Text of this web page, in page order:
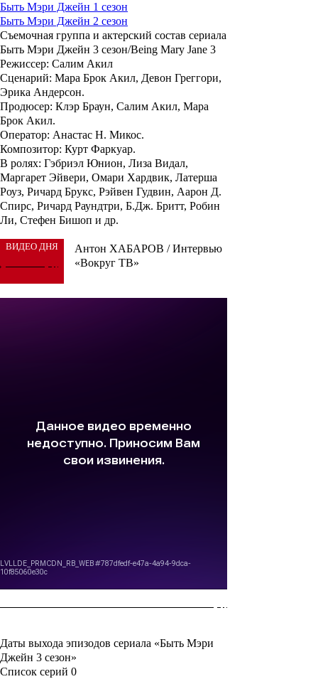
Быть Мэри Джейн 1 сезон
Быть Мэри Джейн 2 сезон
Съемочная группа и актерский состав сериала
Быть Мэри Джейн 3 сезон/Being Mary Jane 3
Режиссер: Салим Акил
Сценарий: Мара Брок Акил, Девон Греггори,
Эрика Андерсон.
Продюсер: Клэр Браун, Салим Акил, Мара
Брок Акил.
Оператор: Анастас Н. Микос.
Композитор: Курт Фаркуар.
В ролях: Гэбриэл Юнион, Лиза Видал,
Маргарет Эйвери, Омари Хардвик, Латерша
Роуз, Ричард Брукс, Рэйвен Гудвин, Аарон Д.
Спирс, Ричард Раундтри, Б.Дж. Бритт, Робин
Ли, Стефен Бишоп и др.
ВИДЕО ДНЯ
Антон ХАБАРОВ / Интервью
«Вокруг ТВ»
Даты выхода эпизодов сериала «Быть Мэри
Джейн 3 сезон»
Список серий 0